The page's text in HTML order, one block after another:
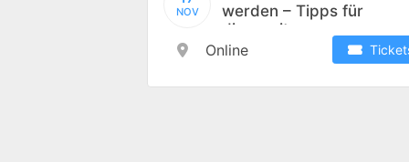
NOV
werden – Tipps für
die zweite
Lebenshälfte
Online